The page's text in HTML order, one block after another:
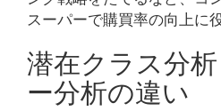
スーパーで購買率の向上に
潜在クラス分
ー分析の違い